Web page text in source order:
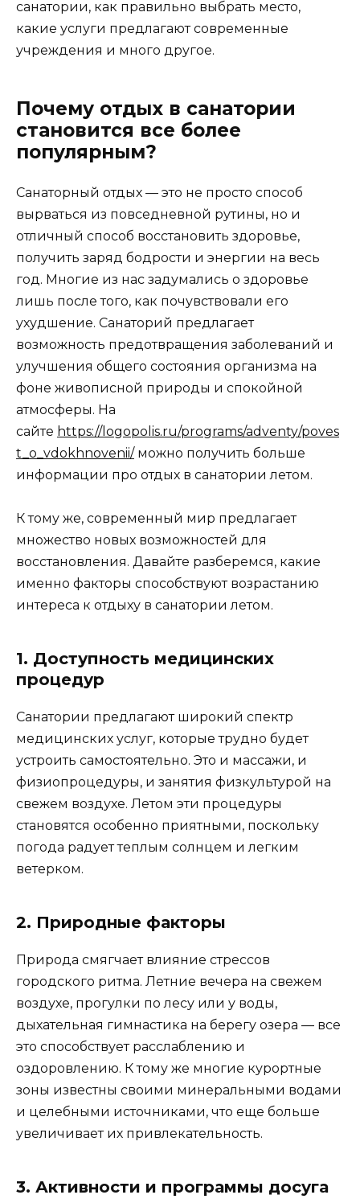
санатории, как правильно выбрать место,
какие услуги предлагают современные
учреждения и много другое.
Почему отдых в санатории
становится все более
популярным?
Санаторный отдых — это не просто способ
вырваться из повседневной рутины, но и
отличный способ восстановить здоровье,
получить заряд бодрости и энергии на весь
год. Многие из нас задумались о здоровье
лишь после того, как почувствовали его
ухудшение. Санаторий предлагает
возможность предотвращения заболеваний и
улучшения общего состояния организма на
фоне живописной природы и спокойной
атмосферы. На
сайте https://logopolis.ru/programs/adventy/poves
t_o_vdokhnovenii/можно получить больше
информации про отдых в санатории летом.
К тому же, современный мир предлагает
множество новых возможностей для
восстановления. Давайте разберемся, какие
именно факторы способствуют возрастанию
интереса к отдыху в санатории летом.
1. Доступность медицинских
процедур
Санатории предлагают широкий спектр
медицинских услуг, которые трудно будет
устроить самостоятельно. Это и массажи, и
физиопроцедуры, и занятия физкультурой на
свежем воздухе. Летом эти процедуры
становятся особенно приятными, поскольку
погода радует теплым солнцем и легким
ветерком.
2. Природные факторы
Природа смягчает влияние стрессов
городского ритма. Летние вечера на свежем
воздухе, прогулки по лесу или у воды,
дыхательная гимнастика на берегу озера — все
это способствует расслаблению и
оздоровлению. К тому же многие курортные
зоны известны своими минеральными водами
и целебными источниками, что еще больше
увеличивает их привлекательность.
3. Активности и программы досуга